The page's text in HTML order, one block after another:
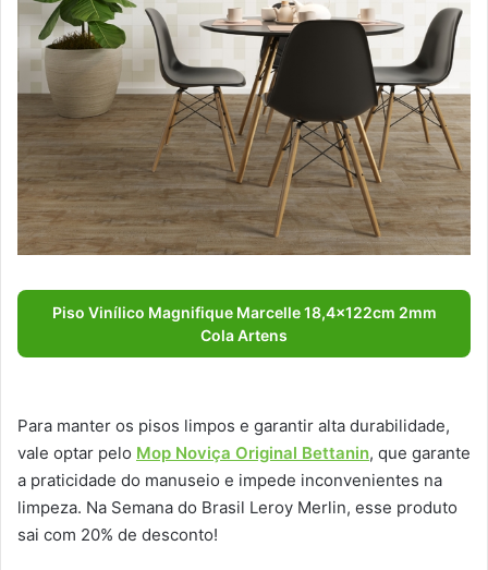
Piso Vinílico Magnifique Marcelle 18,4x122cm 2mm
Cola Artens
Para manter os pisos limpos e garantir alta durabilidade,
vale optar pelo Mop Noviça Original Bettanin, que garante
a praticidade do manuseio e impede inconvenientes na
limpeza. Na Semana do Brasil Leroy Merlin, esse produto
sai com 20% de desconto!